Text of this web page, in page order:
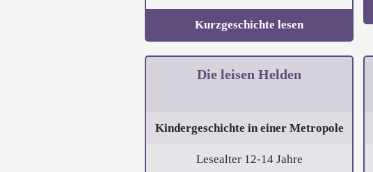
Kurzgeschichte lesen
Die leisen Helden
Kindergeschichte in einer Metropole
Lesealter 12-14 Jahre